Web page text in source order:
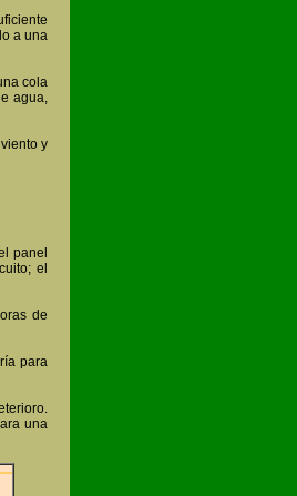
a una
cola
agua,
y
panel
el
de
para
una